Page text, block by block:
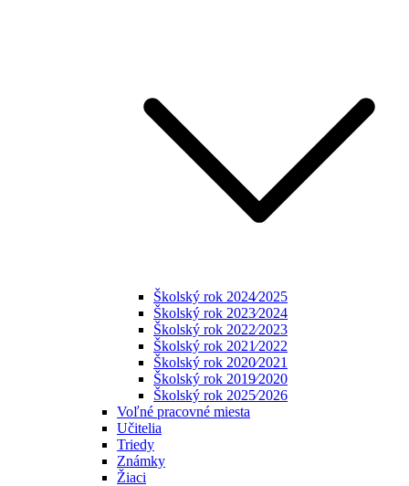
Školský rok 2024⁄2025
Školský rok 2023⁄2024
Školský rok 2022⁄2023
Školský rok 2021⁄2022
Školský rok 2020⁄2021
Školský rok 2019⁄2020
Školský rok 2025⁄2026
Voľné pracovné miesta
Učitelia
Triedy
Známky
Žiaci